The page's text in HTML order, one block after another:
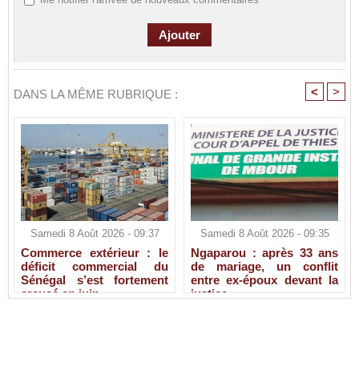
DANS LA MÊME RUBRIQUE : < >
Samedi 8 Août 2026 - 09:37
Commerce extérieur : le
déficit commercial du
Sénégal s’est fortement
creusé en juin
Samedi 8 Août 2026 - 09:35
Ngaparou : après 33 ans
de mariage, un conflit
entre ex-époux devant la
justice